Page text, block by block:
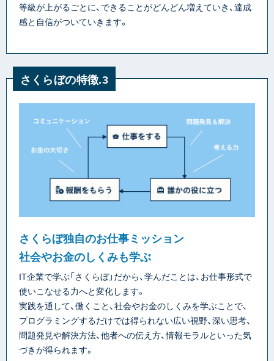
等級が上がるごとに、できることがどんどん増えていき、達成
感と自信がついていきます。
さくらぼの特徴.3
さくらぼ独自のお仕事ミッション
社会やお金のしくみも学ぶ
IT企業で学ぶ「さくらぼ」だから、学んだことは、お仕事形式で
使いこなせる力へと変化します。
実践を通して、働くこと、社会やお金のしくみを学ぶことで、
プログラミングするだけでは得られない広い視野、深い思考、
問題発見や解決方法、他者への伝え方、情報モラルといった気
づきが得られます。